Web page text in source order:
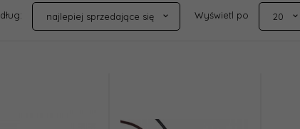
sort
najlepiej sprzedające się
Wyświetl po
pop
20